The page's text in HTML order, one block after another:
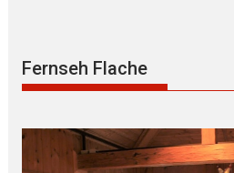
Fernseh Flache